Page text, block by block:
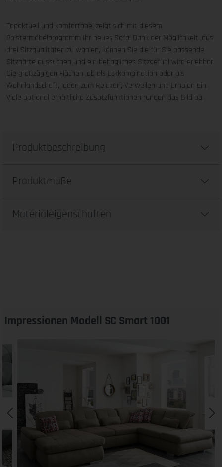
Topaktuell und komfortabel zeigt sich mit diesem
Polstermöbelprogramm Ihr neues Sofa. Dank der Möglichkeit, aus
drei Sitzqualitäten zu wählen, können Sie die für Sie passende
Sitzhärte aussuchen und ein behagliches Sitzgefühl wird erlebbar.
Die großzügigen Flächen, ob als Eckkombination oder als
Wohnlandschaft, laden zum Relaxen, Verweilen und Erholen ein.
Viele optional erhältliche Zusatzfunktionen runden das Bild ab.
Produktbeschreibung
Produktmaße
Materialeigenschaften
Impressionen Modell SC Smart 1001